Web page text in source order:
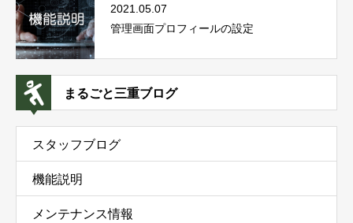
2021.05.07
管理画面プロフィールの設定
まるごと三重ブログ
スタッフブログ
機能説明
メンテナンス情報